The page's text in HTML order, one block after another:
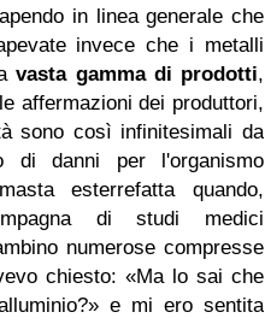
in linea generale che
invece che i metalli
vasta gamma di prodotti,
affermazioni dei produttori,
sono così infinitesimali da
di danni per l'organismo
esterrefatta quando,
di studi medici
numerose compresse
chiesto: «Ma lo sai che
e mi ero sentita